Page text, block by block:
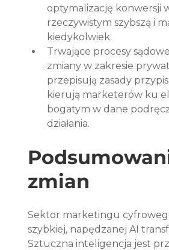
optymalizację konwersji
rzeczywistym szybszą i
kiedykolwiek.
Trwające procesy
zmiany w zakresie
przepisują zasady
kierują marketerów ku
bogatym w dane
działania.
zmian
Sektor marketingu
szybkiej, napędzanej AI
Sztuczna inteligencja jest